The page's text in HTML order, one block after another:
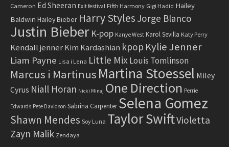
Cameron Ed Sheeran Exit festival Fifth Harmony Gigi Hadid Hailey
Baldwin Hailey Bieber Harry Styles Jorge Blanco
Justin Bieber K-pop Kanye West Karol Sevilla Katy Perry
Kendall jenner Kim Kardashian kpop Kylie Jenner
Liam Payne Lisa i Lena Little MixLouis Tomlinson
Marcus i Martinus Martina Stoessel Miley
Cyrus Niall Horan Nicki Minaj One Direction Perrie
Edwards Pete Davidson Sabrina Carpenter Selena Gomez
Shawn Mendes Soy Luna Taylor SwiftVioletta
Zayn Malik Zendaya